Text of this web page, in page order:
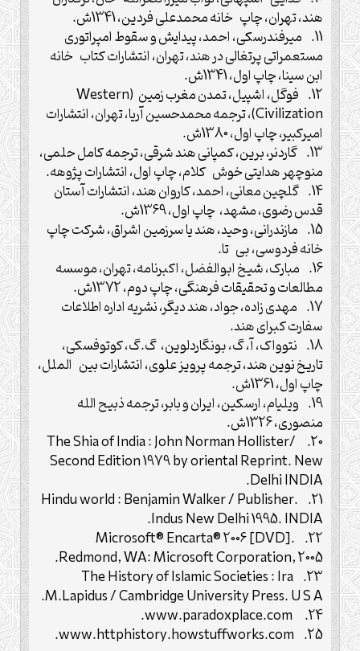
هند، تهران، چاپ خانه محمدعلی فردین، 1341ش.
11. میرفندرسکی، احمد، پیدایش و سقوط امپراتوری
مستعمراتی پرتغالی در هند، تهران، انتشارات کتاب خانه
ابن سینا، چاپ اول، 1341ش.
12. فوگل، اشپیل، تمدن مغرب زمین (Western
Civilization)، ترجمه محمدحسین آریا، تهران، انتشارات
امیرکبیر، چاپ اول، 1380ش.
13. گاردنر، برین، کمپانی هند شرقی، ترجمه کامل حلمی،
منوچهر هدایتی خوش کلام، چاپ اول، انتشارات پژوهه.
14. گلچین معانی، احمد، کاروان هند، انتشارات آستان
قدس رضوی، مشهد، چاپ اول، 1369ش.
15. مازندرانی، وحید، هند یا سرزمین اشراق، شرکت چاپ
خانه فردوسی، بی تا.
16. مبارک، شیخ ابوالفضل، اکبرنامه، تهران، موسسه
مطالعات و تحقیقات فرهنگی، چاپ دوم، 1372ش.
17. مهدی زاده، جواد، هند دیگر، نشریه اداره اطلاعات
سفارت کبرای هند.
18. نتوواک، آ، گ، بونگاردلوین، گ.گ، کوتوفسکی،
تاریخ نوین هند، ترجمه پرویز علوی، انتشارات بین الملل،
چاپ اول، 1361ش.
19. ویلیام، ارسکین، ایران و بابر، ترجمه ذبیح الله
منصوری، 1326ش.
20. The Shia of India : John Norman Hollister/
Second Edition 1979 by oriental Reprint. New
Delhi INDIA.
21. Hindu world : Benjamin Walker / Publisher.
Indus New Delhi 1995. INDIA.
22. Microsoft® Encarta® 2006 [DVD].
Redmond, WA: Microsoft Corporation, 2005.
23. The History of Islamic Societies : Ira
M.Lapidus / Cambridge University Press. U S A.
24. www.paradoxplace.com.
25. www.httphistory.howstuffworks.com.